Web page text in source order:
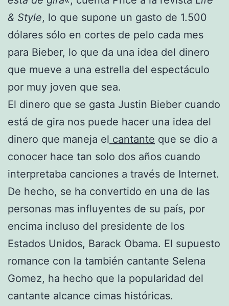
& Style, lo que supone un gasto de 1.500
dólares sólo en cortes de pelo cada mes
para Bieber, lo que da una idea del dinero
que mueve a una estrella del espectáculo
por muy joven que sea.
El dinero que se gasta Justin Bieber cuando
está de gira nos puede hacer una idea del
dinero que maneja el cantante que se dio a
conocer hace tan solo dos años cuando
interpretaba canciones a través de Internet.
De hecho, se ha convertido en una de las
personas mas influyentes de su país, por
encima incluso del presidente de los
Estados Unidos, Barack Obama. El supuesto
romance con la también cantante Selena
Gomez, ha hecho que la popularidad del
cantante alcance cimas históricas.